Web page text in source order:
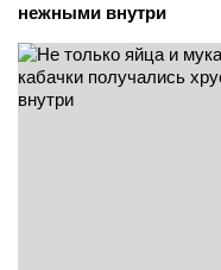
нежными внутри